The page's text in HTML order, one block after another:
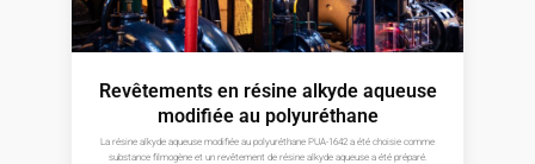
Revêtements en résine alkyde aqueuse
modifiée au polyuréthane
La résine alkyde aqueuse modifiée au polyuréthane PUA-1642 a été choisie comme
substance filmogène et un revêtement de résine alkyde aqueuse a été préparé.